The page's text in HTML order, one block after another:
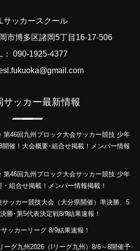
サッカースクール
市博多区諸岡5丁目16-17-506
： 090-1925-4377
サッカー最新情報
第46回九州ブロック大会サッカー競技 少年
催！大会概要･組合せ掲載！メンバー情報
第46回九州ブロック大会サッカー競技 少年
組合せ掲載！メンバー情報掲載！
ッカー競技大会（大分県開催）準決勝、5
勝･第5代表決定戦8/9結果速報！
ッカーリーグ 8/9結果速報！
ーグ九州2026（Iリーグ九州）8/6～8開催予